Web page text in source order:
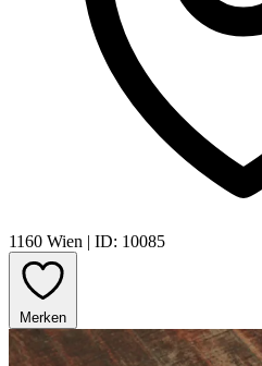
1160 Wien | ID: 10085
Merken